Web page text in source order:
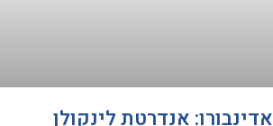
אדינבורו: אנדרטת לינקולן